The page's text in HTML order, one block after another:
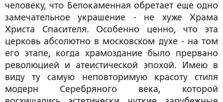
человеку, что Белокаменная обретает еще одно
замечательное украшение - не хуже Храма
Христа Спасителя. Особенно ценно, что эта
церковь абсолютно в московском духе - на том
его этапе, когда храмоздание было прервано
революцией и атеистической эпохой. Имею в
виду ту самую неповторимую красоту стиля
модерн Серебряного века, которой